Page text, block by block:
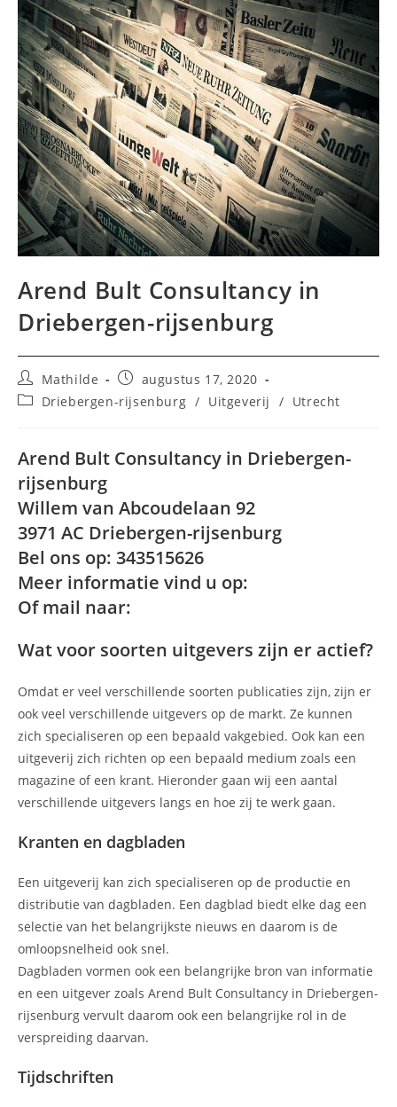
Arend Bult Consultancy in
Driebergen-rijsenburg
Bericht
auteur:
Mathilde
Bericht
gepubliceerd
op:
augustus 17, 2020
Berichtcategorie:
Driebergen-rijsenburg / Uitgeverij / Utrecht
Arend Bult Consultancy in Driebergen-
rijsenburg
Willem van Abcoudelaan 92
3971 AC Driebergen-rijsenburg
Bel ons op: 343515626
Meer informatie vind u op:
Of mail naar:
Wat voor soorten uitgevers zijn er actief?
Omdat er veel verschillende soorten publicaties zijn, zijn er
ook veel verschillende uitgevers op de markt. Ze kunnen
zich specialiseren op een bepaald vakgebied. Ook kan een
uitgeverij zich richten op een bepaald medium zoals een
magazine of een krant. Hieronder gaan wij een aantal
verschillende uitgevers langs en hoe zij te werk gaan.
Kranten en dagbladen
Een uitgeverij kan zich specialiseren op de productie en
distributie van dagbladen. Een dagblad biedt elke dag een
selectie van het belangrijkste nieuws en daarom is de
omloopsnelheid ook snel.
Dagbladen vormen ook een belangrijke bron van informatie
en een uitgever zoals Arend Bult Consultancy in Driebergen-
rijsenburg vervult daarom ook een belangrijke rol in de
verspreiding daarvan.
Tijdschriften